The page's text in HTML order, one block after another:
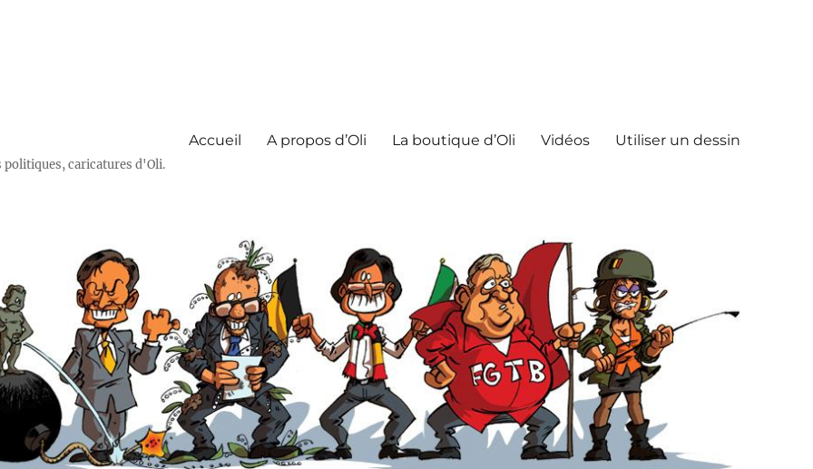
caricatures d'Oli.
Accueil A propos d’Oli La boutique d’Oli Vidéos Utiliser un dessin